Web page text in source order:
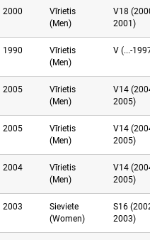
2000
Vīrietis
(Men)
V18
2001)
1990
Vīrietis
(Men)
V (...-
2005
Vīrietis
(Men)
V14
2005)
2005
Vīrietis
(Men)
V14
2005)
2004
Vīrietis
(Men)
V14
2005)
2003
Sieviete
(Women)
S16
2003)